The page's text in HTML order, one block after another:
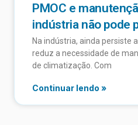
PMOC e
indústria não pode
Na indústria, ainda persiste
reduz a necessidade de
de climatização. Com
Continuar lendo »